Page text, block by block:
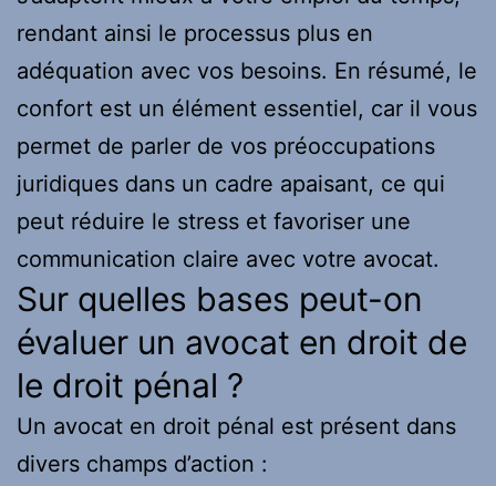
rendant ainsi le processus plus en
adéquation avec vos besoins. En résumé, le
confort est un élément essentiel, car il vous
permet de parler de vos préoccupations
juridiques dans un cadre apaisant, ce qui
peut réduire le stress et favoriser une
communication claire avec votre avocat.
Sur quelles bases peut-on
évaluer un avocat en droit de
le droit pénal ?
Un avocat en droit pénal est présent dans
divers champs d’action :